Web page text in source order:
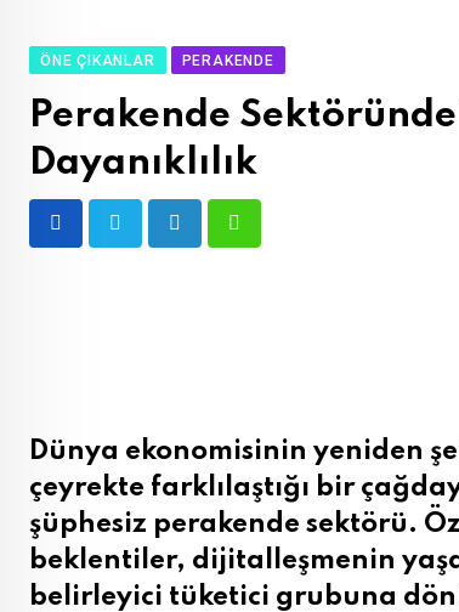
ÖNE ÇIKANLAR PERAKENDE
Perakende
Dayanıklılık
Dünya ekonomisinin yeniden
çeyrekte farklılaştığı bir
şüphesiz perakende sektörü.
beklentiler, dijitalleşmenin
belirleyici tüketici grubuna